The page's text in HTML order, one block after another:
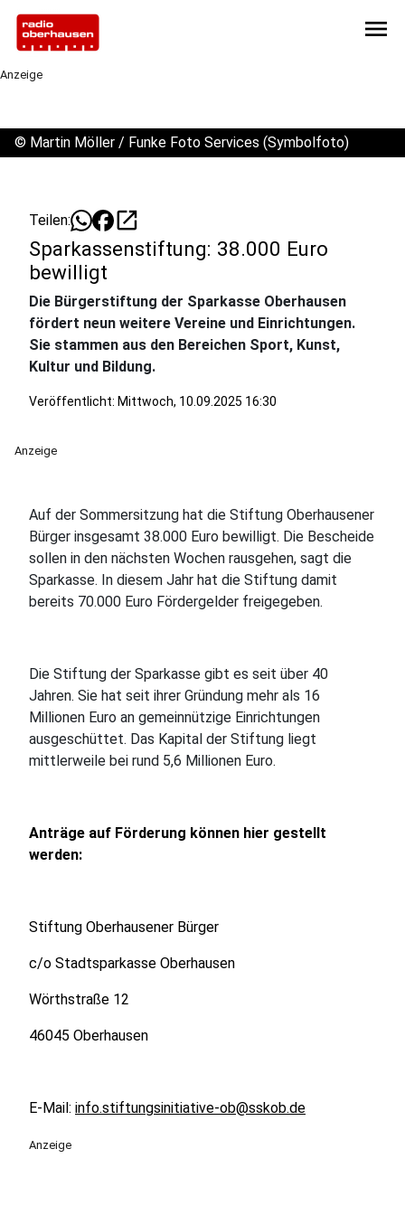
menu
Anzeige
© Martin Möller / Funke Foto Services (Symbolfoto)
Teilen: open_in_new
Sparkassenstiftung: 38.000 Euro
bewilligt
Die Bürgerstiftung der Sparkasse Oberhausen
fördert neun weitere Vereine und Einrichtungen.
Sie stammen aus den Bereichen Sport, Kunst,
Kultur und Bildung.
Veröffentlicht: Mittwoch, 10.09.2025 16:30
Anzeige
Auf der Sommersitzung hat die Stiftung Oberhausener
Bürger insgesamt 38.000 Euro bewilligt. Die Bescheide
sollen in den nächsten Wochen rausgehen, sagt die
Sparkasse. In diesem Jahr hat die Stiftung damit
bereits 70.000 Euro Fördergelder freigegeben.
Die Stiftung der Sparkasse gibt es seit über 40
Jahren. Sie hat seit ihrer Gründung mehr als 16
Millionen Euro an gemeinnützige Einrichtungen
ausgeschüttet. Das Kapital der Stiftung liegt
mittlerweile bei rund 5,6 Millionen Euro.
Anträge auf Förderung können hier gestellt
werden:
Stiftung Oberhausener Bürger
c/o Stadtsparkasse Oberhausen
Wörthstraße 12
46045 Oberhausen
E-Mail: info.stiftungsinitiative-ob@sskob.de
Anzeige